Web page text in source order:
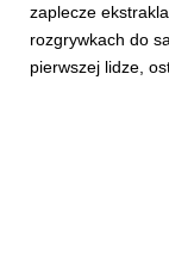
zaplecze
rozgrywkach do
pierwszej lidze,